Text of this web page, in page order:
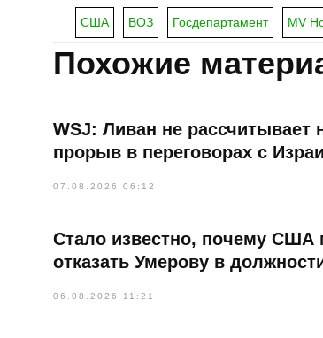
США ВОЗ Госдепартамент MV
Похожие
WSJ: Ливан не рассчитывает
прорыв в переговорах с
07.08.2026 06:12
Стало известно, почему США
отказать Умерову в
06.08.2026 11:21